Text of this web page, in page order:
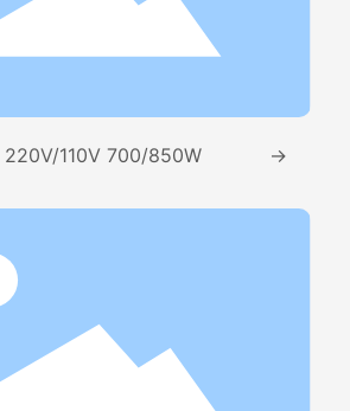
施乐305 220V/110V 700/850W →